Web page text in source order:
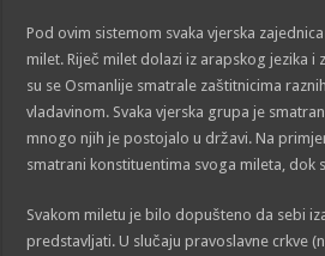
Pod ovim sistemom svaka vjerska
milet. Riječ milet dolazi iz arapskog jezika i
su se Osmanlije smatrale zaštitnicima
vladavinom. Svaka vjerska grupa je
mnogo njih je postojalo u državi. Na
smatrani konstituentima svoga mileta, dok
Svakom miletu je bilo dopušteno da sebi
predstavljati. U slučaju pravoslavne crkve